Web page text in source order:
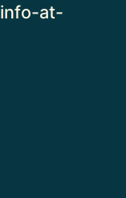
info-at-